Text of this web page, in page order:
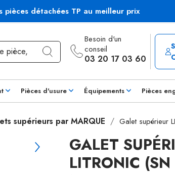
pièces détachées TP au meilleur prix
Besoin d'un
conseil
03 20 17 03 60
Pièces d'usure Équipements Pièces
supérieurs par MARQUE Galet supérieur
GALET
LITRONIC